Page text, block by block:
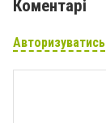
Коментарі
Авторизуватись